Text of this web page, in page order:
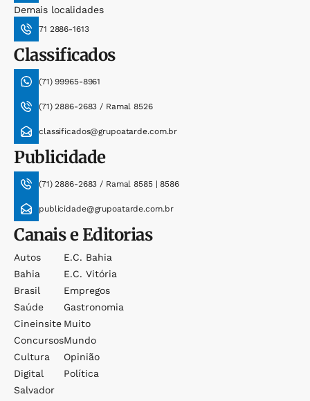
Demais localidades
71 2886-1613
Classificados
(71) 99965-8961
(71) 2886-2683 / Ramal 8526
classificados@grupoatarde.com.br
Publicidade
(71) 2886-2683 / Ramal 8585 | 8586
publicidade@grupoatarde.com.br
Canais e Editorias
Autos
Bahia
Brasil
Saúde
Cineinsite
Concursos
Cultura
Digital
Salvador
E.c. Bahia
E.c. Vitória
Empregos
Gastronomia
Muito
Mundo
Opinião
Política